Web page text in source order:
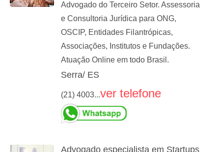
Advogado do Terceiro Setor. Assessoria
e Consultoria Jurídica para ONG,
OSCIP, Entidades Filantrópicas,
Associações, Institutos e Fundações.
Atuação Online em todo Brasil.
Serra/ ES
(21) 4003...ver telefone
Advogado especialista em Startups